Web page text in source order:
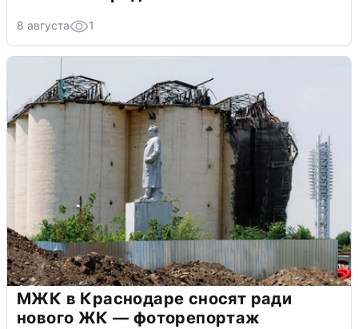
8 августа 1
МЖК в Краснодаре сносят ради
нового ЖК — фоторепортаж